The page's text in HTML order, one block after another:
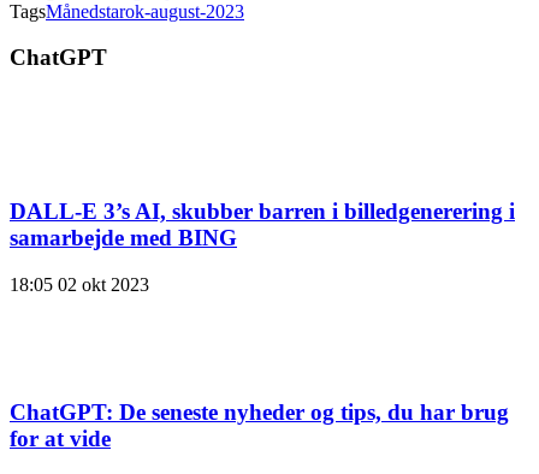
TagsMånedstarok-august-2023
ChatGPT
DALL-E 3’s AI, skubber barren i billedgenerering i
samarbejde med BING
18:05 02 okt 2023
ChatGPT: De seneste nyheder og tips, du har brug
for at vide